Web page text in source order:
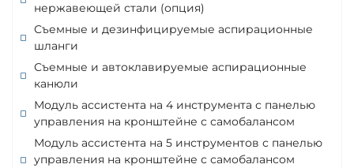
нержавеющей стали (опция)
Съемные и дезинфицируемые аспирационные
шланги
Съемные и автоклавируемые аспирационные
канюли
Модуль ассистента на 4 инструмента с панелью
управления на кронштейне с самобалансом
Модуль ассистента на 5 инструментов с панелью
управления на кронштейне с самобалансом